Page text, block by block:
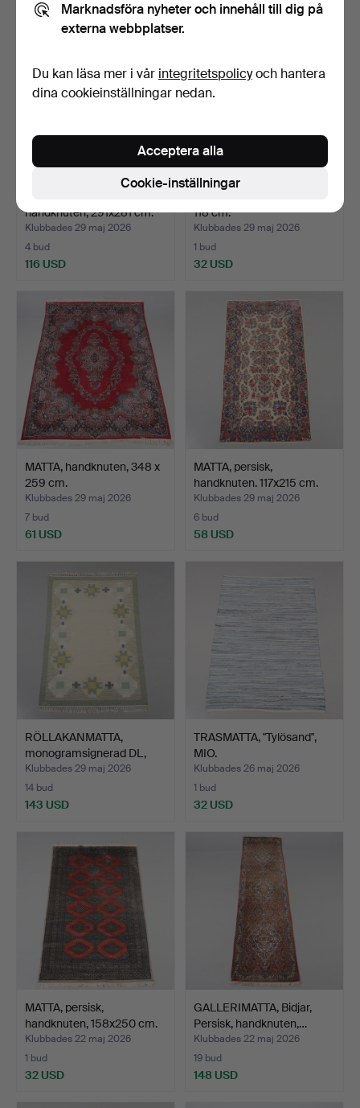
handknuten, 291x281 cm.
Klubbades 29 maj 2026
4 bud
116 USD
118 cm.
Klubbades 29 maj 2026
1 bud
32 USD
MATTA, handknuten, 348 x
259 cm.
Klubbades 29 maj 2026
7 bud
61 USD
MATTA, persisk,
handknuten. 117x215 cm.
Klubbades 29 maj 2026
6 bud
58 USD
RÖLLAKANMATTA,
monogramsignerad DL,
136x19…
Klubbades 29 maj 2026
14 bud
143 USD
TRASMATTA, "Tylösand",
MIO.
Klubbades 26 maj 2026
1 bud
32 USD
MATTA, persisk,
handknuten, 158x250 cm.
Klubbades 22 maj 2026
1 bud
32 USD
GALLERIMATTA, Bidjar,
Persisk, handknuten,…
Klubbades 22 maj 2026
19 bud
148 USD
Marknadsföra nyheter och innehåll till dig på
externa webbplatser.
Du kan läsa mer i vår integritetspolicyoch hantera
dina cookieinställningar nedan.
Cookie-inställningar
Acceptera alla